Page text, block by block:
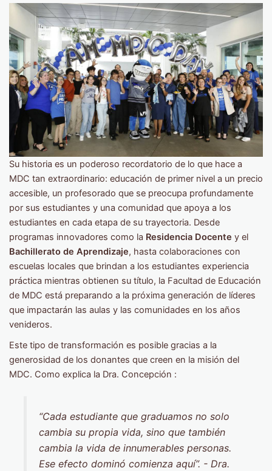
Su historia es un poderoso recordatorio de lo que hace a
MDC tan extraordinario: educación de primer nivel a un precio
accesible, un profesorado que se preocupa profundamente
por sus estudiantes y una comunidad que apoya a los
estudiantes en cada etapa de su trayectoria. Desde
programas innovadores como la Residencia Docente y el
Bachillerato de Aprendizaje, hasta colaboraciones con
escuelas locales que brindan a los estudiantes experiencia
práctica mientras obtienen su título, la Facultad de Educación
de MDC está preparando a la próxima generación de líderes
que impactarán las aulas y las comunidades en los años
venideros.
Este tipo de transformación es posible gracias a la
generosidad de los donantes que creen en la misión del
MDC. Como explica la Dra. Concepción :
“Cada estudiante que graduamos no solo
cambia su propia vida, sino que también
cambia la vida de innumerables personas.
Ese efecto dominó comienza aquí”. - Dra.